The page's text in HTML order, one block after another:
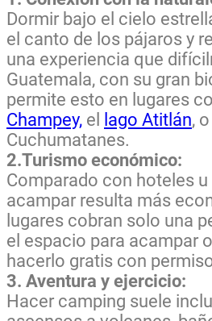
Dormir bajo el cielo
el canto de los pájaros y
una experiencia que
Guatemala, con su gran
permite esto en lugares
Champey, el lago Atitlán,
Cuchumatanes.
2.Turismo económico:
Comparado con hoteles
acampar resulta más
lugares cobran solo una
el espacio para acampar
hacerlo gratis con
3. Aventura y ejercicio:
Hacer camping suele